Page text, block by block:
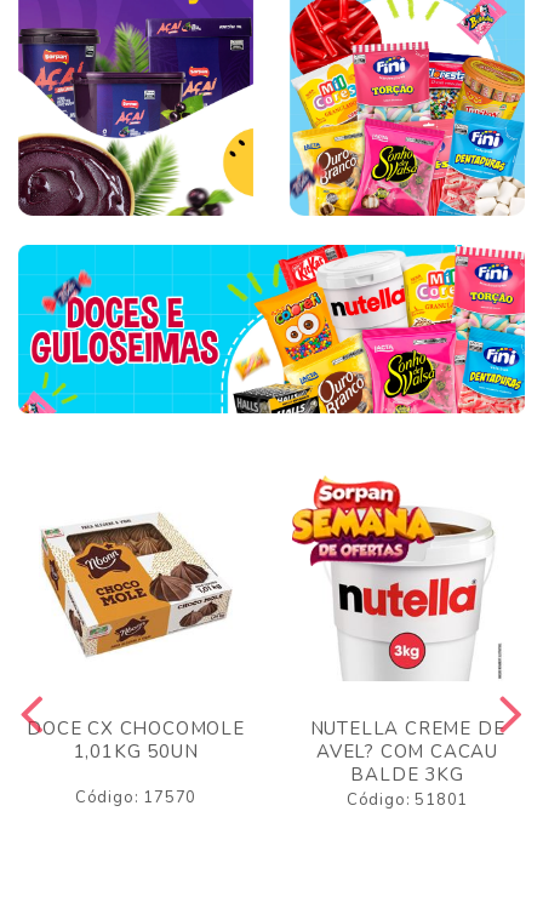
DOCE CX CHOCOMOLE
1,01KG 50UN
Código: 17570
NUTELLA CREME DE
AVEL? COM CACAU
BALDE 3KG
Código: 51801